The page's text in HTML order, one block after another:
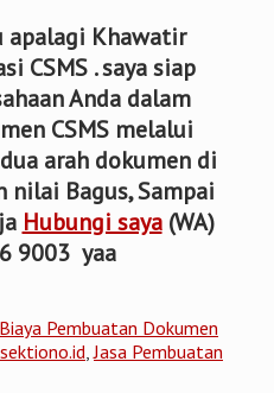
apalagi Khawatir
CSMS . saya siap
Anda dalam
CSMS melalui
arah dokumen di
nilai Bagus, Sampai
Hubungi saya(WA)
9003 yaa
Biaya Pembuatan Dokumen
,Jasa Pembuatan